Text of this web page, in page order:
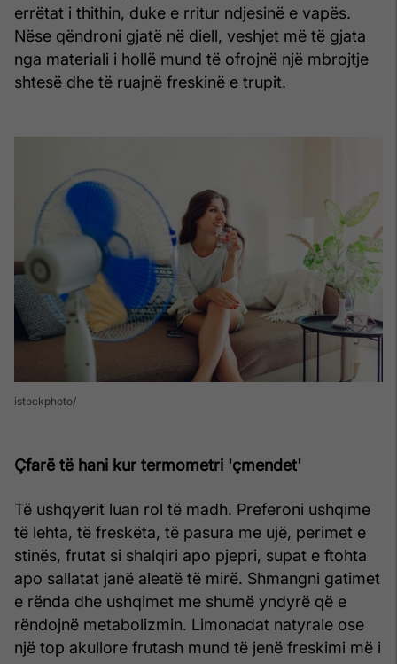
errëtat i thithin, duke e rritur ndjesinë e vapës.
Nëse qëndroni gjatë në diell, veshjet më të gjata
nga materiali i hollë mund të ofrojnë një mbrojtje
shtesë dhe të ruajnë freskinë e trupit.
istockphoto
Çfarë të hani kur termometri 'çmendet'
Të ushqyerit luan rol të madh. Preferoni ushqime
të lehta, të freskëta, të pasura me ujë, perimet e
stinës, frutat si shalqiri apo pjepri, supat e ftohta
apo sallatat janë aleatë të mirë. Shmangni gatimet
e rënda dhe ushqimet me shumë yndyrë që e
rëndojnë metabolizmin. Limonadat natyrale ose
një top akullore frutash mund të jenë freskimi më i